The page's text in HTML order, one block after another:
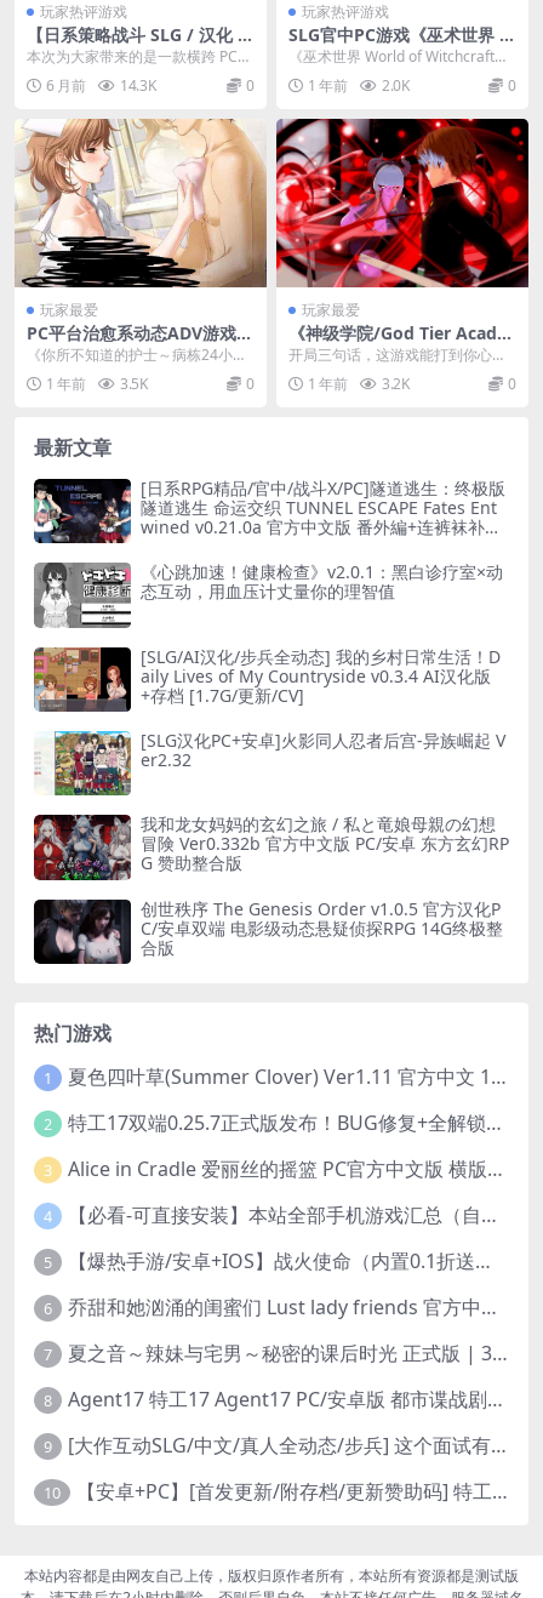
玩家热评游戏
【日系策略战斗 SLG / 汉化 /
战斗系统 / PC + 安卓】斗狱淫
戏～弱化改造与竞技场挑战的
女退魔师～ 闘獄淫戯 ～弱体
魔師～Ver1.00 Mtool 汉化
【1.18G】
本次为大家带来的是一款横跨 PC
与安卓双平台的日系策略战斗 SLG
游戏 ——...
6 月前 14.3K 0
玩家热评游戏
SLG官中PC游戏《巫术世界 W
orld of Witchcraft》FM/BD
425M版本更新及配置需求​
《巫术世界 World of Witchcraft》
是一款以魔法与冒险为主题的S...
1 年前 2.0K 0
玩家最爱
PC平台治愈系动态ADV游戏
《你所不知道的护士～病栋24
小时～》AI汉化版（1.4G）
《你所不知道的护士～病栋24小时
～》作为经典动态ADV游戏，以医
院职场为舞台展现...
1 年前 3.5K 0
玩家最爱
《神级学院/God Tier Acade
my Ver0.13》双端更新：沉
浸式剧情+3D动态场景全面升
级
开局三句话，这游戏能打到你心坎
里。作为今年最受期待的【SLG+动
态互动】双端作品...
1 年前 3.2K 0
最新文章
[日系RPG精品/官中/战斗X/PC]隧道逃生：终极版
隧道逃生 命运交织 TUNNEL ESCAPE Fates Ent
wined v0.21.0a 官方中文版 番外編+连裤袜补丁
《心跳加速！健康检查》v2.0.1：黑白诊疗室×动
态互动，用血压计丈量你的理智值
[SLG/AI汉化/步兵全动态] 我的乡村日常生活！D
aily Lives of My Countryside v0.3.4 AI汉化版
+存档 [1.7G/更新/CV]
[SLG汉化PC+安卓]火影同人忍者后宫-异族崛起 V
er2.32
我和龙女妈妈的玄幻之旅 / 私と竜娘母親の幻想
冒険 Ver0.332b 官方中文版 PC/安卓 东方玄幻RP
G 赞助整合版
创世秩序 The Genesis Order v1.0.5 官方汉化P
C/安卓双端 电影级动态悬疑侦探RPG 14G终极整
合版
热门游戏
1 夏色四叶草(Summer Clover) Ver1.11 官方中文 1+4.35G 全CG 有CV 百度盘版本
2 特工17双端0.25.7正式版发布！BUG修复+全解锁存档+赞助码合集（安卓/PC/中文/动态）
3 Alice in Cradle 爱丽丝的摇篮 PC官方中文版 横版动作ACT 手绘幻想风 v0.29g 完整体验版
4 【必看-可直接安装】本站全部手机游戏汇总（自带修改器MOD）
5 【爆热手游/安卓+IOS】战火使命（内置0.1折送可触碰战姬）[中文/美女养成/整合兑换码/双端互通/更新]（公测）
6 乔甜和她汹涌的闺蜜们 Lust lady friends 官方中文版本 SLG类型
7 夏之音～辣妹与宅男～秘密的课后时光 正式版 | 3D 动态步兵触摸互动 SLG|PC 平台 | 内嵌汉化 + 去码补丁 + 修改存档 | 1.5G
8 Agent17 特工17 Agent17 PC/安卓版 都市谍战剧情模拟RPG v0.26.6 官方中文高清版
9 [大作互动SLG/中文/真人全动态/步兵] 这个面试有点硬2-远征东洋篇 免登录破解版本V1.11 官方中文步兵 [20G/新破解/中文配音]
10 【安卓+PC】[首发更新/附存档/更新赞助码] 特工17Agent V0.25.9 官方中文版+赞助码+修复多项BUG 3月29最新版本
本站内容都是由网友自己上传，版权归原作者所有，本站所有资源都是测试版